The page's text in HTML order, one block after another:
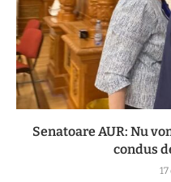
Senatoare AUR: Nu
condus